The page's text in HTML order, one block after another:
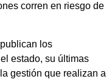
corren en riesgo de
los
estado, su últimas
gestión que realizan a